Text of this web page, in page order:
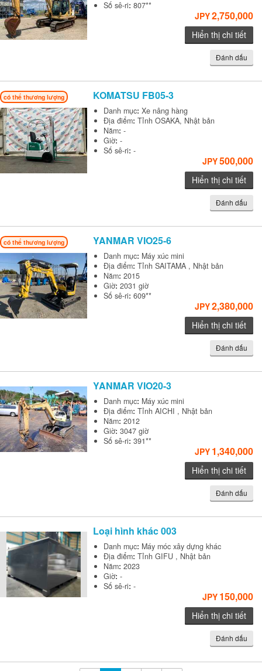
Số sê-ri:807**
JPY2,750,000
Hiển thị chi tiết
Đánh dấu
có thể thương lượng KOMATSU FB05-3
Danh mục:Xe nâng hàng
Địa điểm:Tỉnh OSAKA, Nhật bản
Năm:-
Giờ:-
Số sê-ri:-
JPY500,000
Hiển thị chi tiết
Đánh dấu
có thể thương lượng YANMARVIO25-6
Danh mục: Máy xúc mini
Địa điểm:Tỉnh SAITAMA , Nhật bản
Năm:2015
Giờ:2031 giờ
Số sê-ri:609**
JPY2,380,000
Hiển thị chi tiết
Đánh dấu
YANMARVIO20-3
Danh mục: Máy xúc mini
Địa điểm:Tỉnh AICHI , Nhật bản
Năm:2012
Giờ:3047 giờ
Số sê-ri:391**
JPY 1,340,000
Hiển thị chi tiết
Đánh dấu
Loại hình khác003
Danh mục: Máy móc xây dựng khác
Địa điểm:Tỉnh GIFU , Nhật bản
Năm:2023
Giờ:-
Số sê-ri:-
JPY 150,000
Hiển thị chi tiết
Đánh dấu